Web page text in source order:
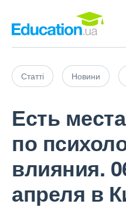
Статті Новини
Есть
по
влияния.
апреля в